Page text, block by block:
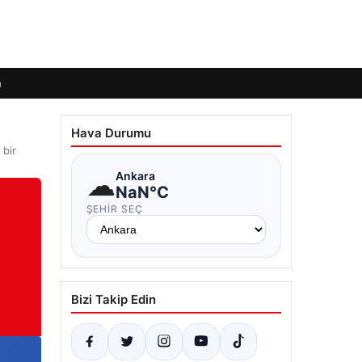
bir
Hava Durumu
☁Ankara
NaN°C
ŞEHIR SEÇ
Bizi Takip Edin